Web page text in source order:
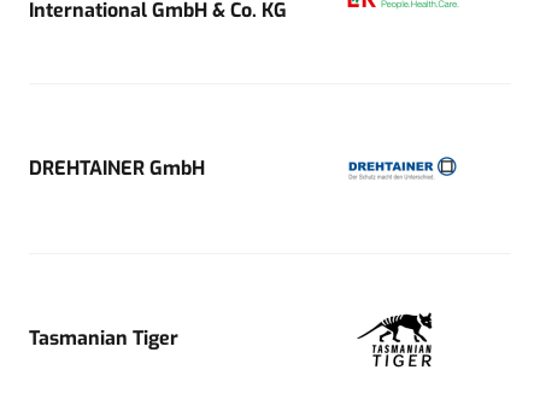
International GmbH & Co. KG
DREHTAINER GmbH
Tasmanian Tiger